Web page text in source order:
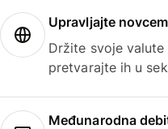
Upravljajte
Držite svoje
pretvarajte ih u
Međunarodna